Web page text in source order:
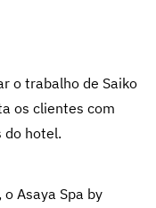
o trabalho de Saiko
os clientes com
do hotel.
Asaya Spa by